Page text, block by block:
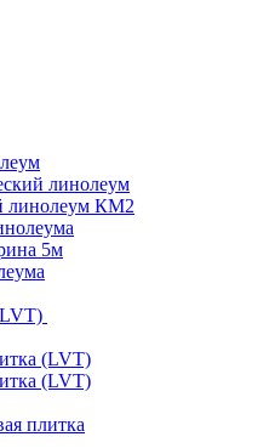
линолеум
линолеум КМ2
5м
(LVT)
(LVT)
плитка